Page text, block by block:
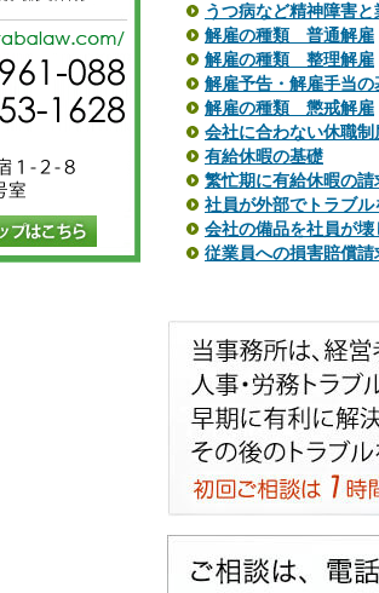
うつ病など精神障害
解雇の種類 普通解雇
解雇の種類 整理解雇
解雇予告・解雇手当の
解雇の種類 懲戒解雇
会社に合わない休職
有給休暇の基礎
繁忙期に有給休暇の
社員が外部でトラブル
会社の備品を社員が
従業員への損害賠償